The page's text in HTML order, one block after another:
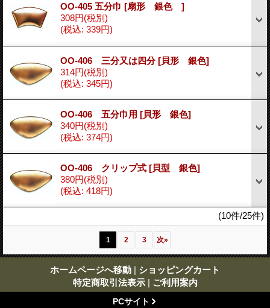
OO-405 五分巾 [扇形 銀色 ]
308円(税別)
(税込: 339円)
OO-406 三分又は四分[貝形 銀色]
314円(税別)
(税込: 345円)
OO-406 五分巾用 [貝形 銀色]
340円(税別)
(税込: 374円)
OO-406 クリップ式 [貝型 銀色]
380円(税別)
(税込: 418円)
(10件/25件)
1 2 3 次»
ホームページへ移動 | ショッピングカート
特定商取引法表示 | ご利用案内
PCサイト